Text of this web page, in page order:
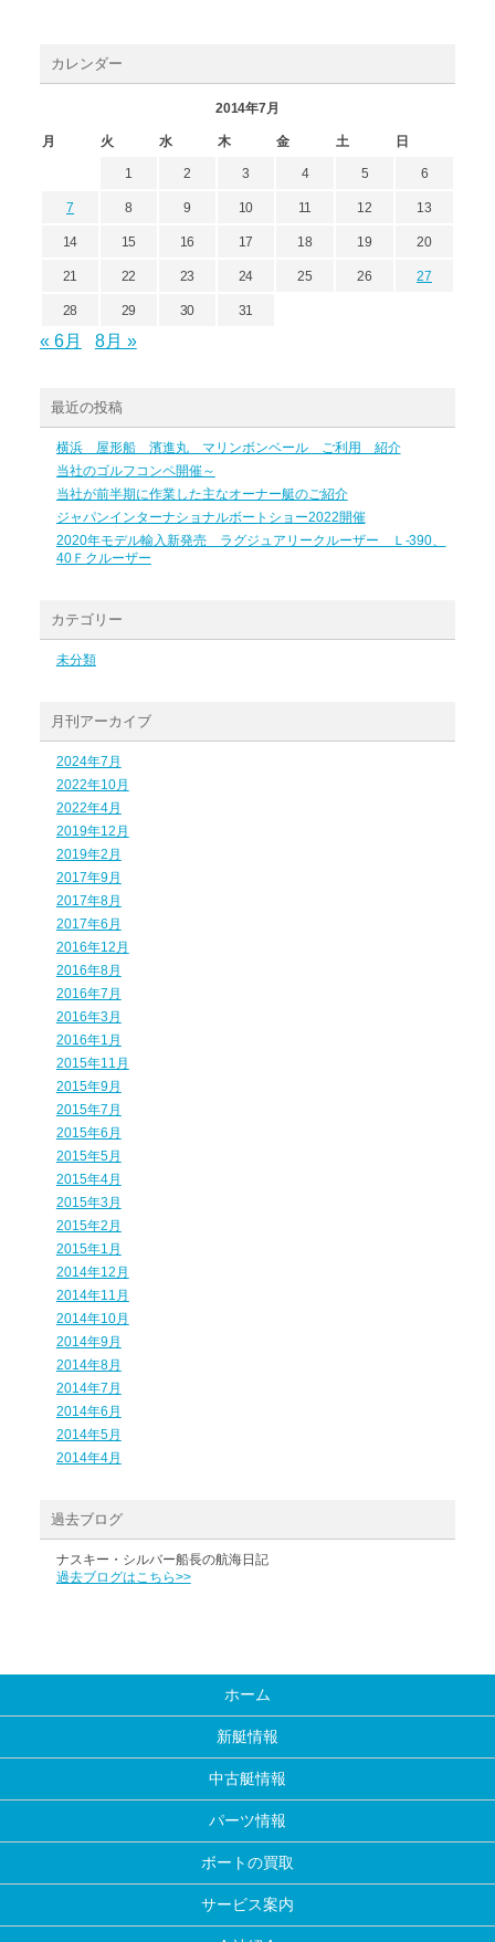
カレンダー
2014年7月
月 火 水 木 金 土 日
1 2 3 4 5 6
7 8 9 10 11 12 13
14 15 16 17 18 19 20
21 22 23 24 25 26 27
28 29 30 31
« 6月 8月 »
最近の投稿
横浜 屋形船 濱進丸 マリンボンベール ご利用 紹介
当社のゴルフコンペ開催～
当社が前半期に作業した主なオーナー艇のご紹介
ジャパンインターナショナルボートショー2022開催
2020年モデル輸入新発売 ラグジュアリークルーザー Ｌ-390、
40Ｆクルーザー
カテゴリー
未分類
月刊アーカイブ
2024年7月
2022年10月
2022年4月
2019年12月
2019年2月
2017年9月
2017年8月
2017年6月
2016年12月
2016年8月
2016年7月
2016年3月
2016年1月
2015年11月
2015年9月
2015年7月
2015年6月
2015年5月
2015年4月
2015年3月
2015年2月
2015年1月
2014年12月
2014年11月
2014年10月
2014年9月
2014年8月
2014年7月
2014年6月
2014年5月
2014年4月
過去ブログ
ナスキー・シルバー船長の航海日記
過去ブログはこちら>>
ホーム
新艇情報
中古艇情報
パーツ情報
ボートの買取
サービス案内